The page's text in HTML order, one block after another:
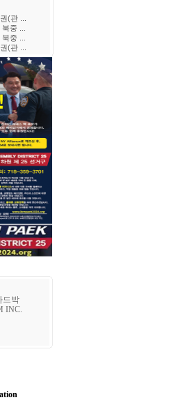
(관 ...
중 ...
중 ...
(관 ...
드박
INC.